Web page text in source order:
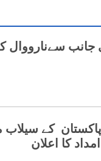
سےنارووال
کا اعلان